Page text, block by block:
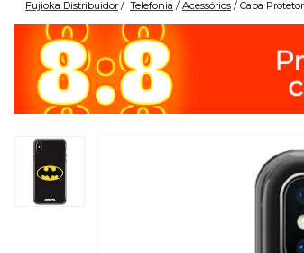
Fujioka Distribuidor Telefonia Acessórios Capa